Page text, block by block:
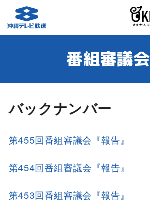
番組審議会
バックナンバー
第455回番組審議会『報告』
第454回番組審議会『報告』
第453回番組審議会『報告』